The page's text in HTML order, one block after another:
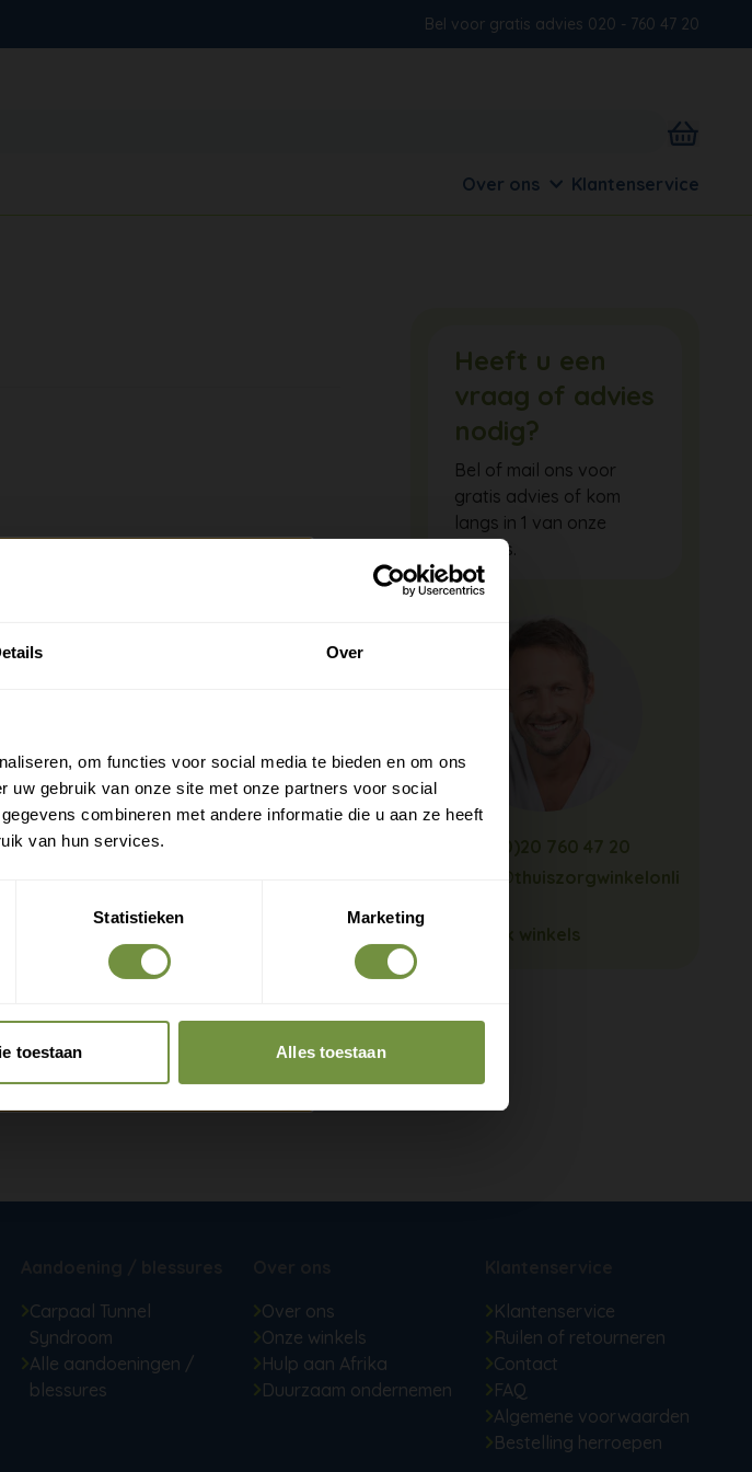
Over
om functies voor social media te bieden en om ons
uw gebruik van onze site met onze partners voor social
combineren met andere informatie die u aan ze heeft
van hun services.
Statistieken Marketing
toestaan Alles toestaan
Bel voor gratis advies 020 - 760 47 20
Over ons Klantenservice
Heeft u een
vraag of advies
nodig?
Bel of mail ons voor
gratis advies of kom
langs in 1 van onze
winkels.
+31 (0)20 760 47 20
info@thuiszorgwinkelonli
Bekijk winkels
Carpaal Tunnel
Syndroom
Alle aandoeningen /
blessures
Over ons
Onze winkels
Hulp aan Afrika
Duurzaam ondernemen
Klantenservice
Ruilen of retourneren
Contact
FAQ
Algemene voorwaarden
Bestelling herroepen
bestelling
ontdekken
herstel
abonnees
verzending